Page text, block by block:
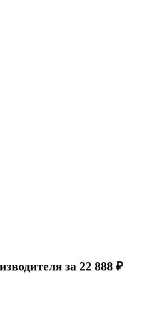
за 22 888 ₽